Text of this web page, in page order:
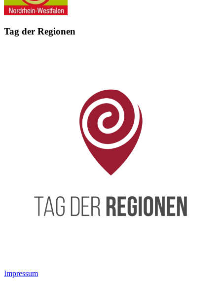
Tag der Regionen
Impressum